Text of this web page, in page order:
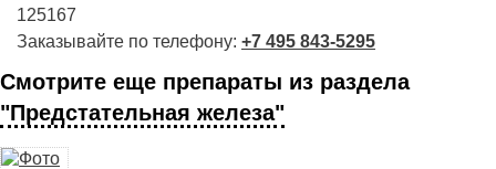
125167
Заказывайте по телефону: +7 495 843-5295
Смотрите еще препараты из раздела
"Предстательная железа"